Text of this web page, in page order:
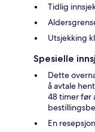
Tidlig
Utsjekking
Spesielle
Dette
å avtale
48 timer før
En